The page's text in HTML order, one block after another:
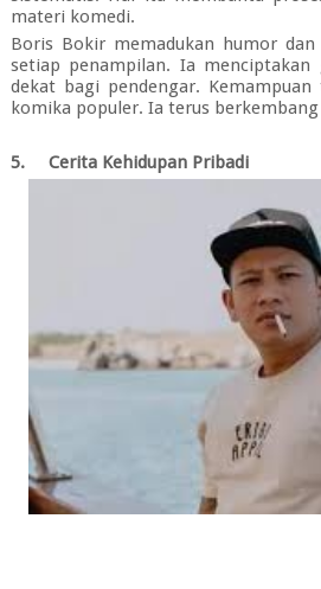
materi komedi.
Boris Bokir memadukan humor
setiap penampilan. Ia menciptakan
dekat bagi pendengar. Kemampuan
komika populer. Ia terus
5. Cerita Kehidupan Pribadi